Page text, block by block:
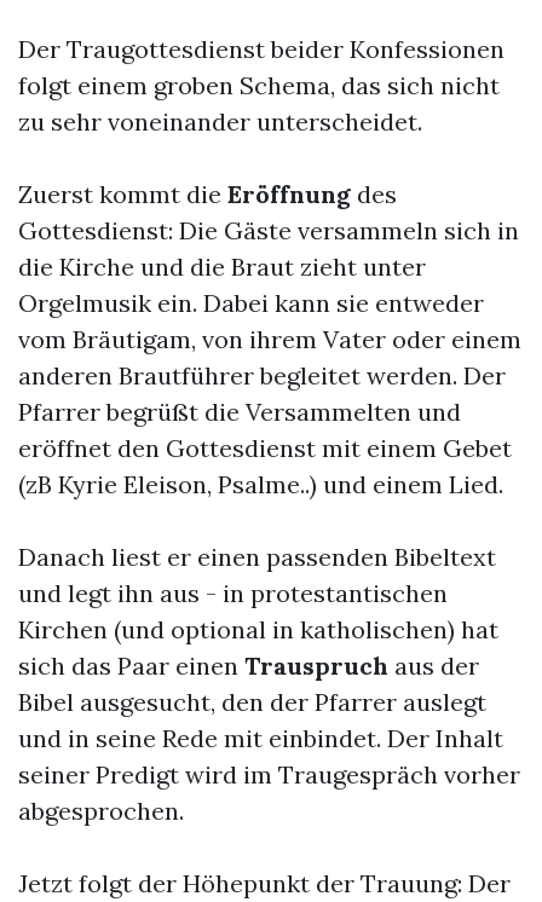
Der Traugottesdienst beider Konfessionen
folgt einem groben Schema, das sich nicht
zu sehr voneinander unterscheidet.
Zuerst kommt die Eröffnung des
Gottesdienst: Die Gäste versammeln sich in
die Kirche und die Braut zieht unter
Orgelmusik ein. Dabei kann sie entweder
vom Bräutigam, von ihrem Vater oder einem
anderen Brautführer begleitet werden. Der
Pfarrer begrüßt die Versammelten und
eröffnet den Gottesdienst mit einem Gebet
(zB Kyrie Eleison, Psalme..) und einem Lied.
Danach liest er einen passenden Bibeltext
und legt ihn aus - in protestantischen
Kirchen (und optional in katholischen) hat
sich das Paar einen Trauspruch aus der
Bibel ausgesucht, den der Pfarrer auslegt
und in seine Rede mit einbindet. Der Inhalt
seiner Predigt wird im Traugespräch vorher
abgesprochen.
Jetzt folgt der Höhepunkt der Trauung: Der